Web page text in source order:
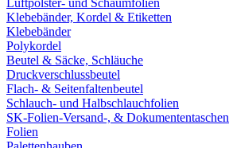
Luftpolster- und Schaumfolien
Klebebänder, Kordel & Etiketten
Klebebänder
Polykordel
Beutel & Säcke, Schläuche
Druckverschlussbeutel
Flach- & Seitenfaltenbeutel
Schlauch- und Halbschlauchfolien
SK-Folien-Versand-, & Dokumententaschen
Folien